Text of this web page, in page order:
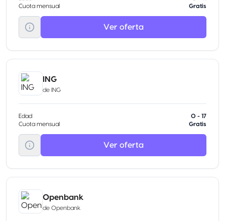
Cuota mensual
Gratis
Ver oferta
ING
de ING
Edad
0 - 17
Cuota mensual
Gratis
Ver oferta
Openbank
de Openbank